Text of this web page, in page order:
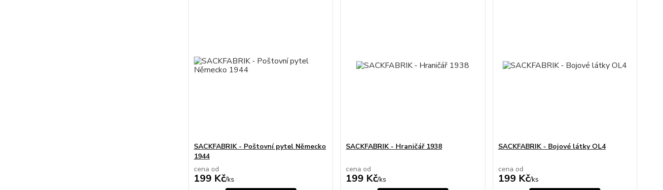
SACKFABRIK - Poštovní pytel Německo
1944
cena od
199 Kč/ks
SACKFABRIK - Hraničář 1938
cena od
199 Kč/ks
SACKFABRIK - Bojové látky OL4
cena od
199 Kč/ks